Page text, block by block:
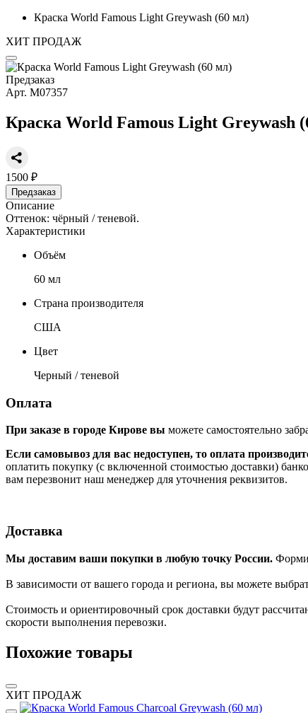
Краска World Famous Light Greywash (60 мл)
ХИТ ПРОДАЖ
Предзаказ
Арт. М07357
Краска World Famous Light Greywash
1500 ₽
Предзаказ
Описание
Оттенок: чёрный / теневой.
Характеристики
Объём
60 мл
Страна производителя
США
Цвет
Черный / теневой
Оплата
При заказе в городе Кирове вы можете самостоятельно
Если самовывоз для вас недоступен, то оплата
оплатить покупку (с включенной стоимостью доставки)
вам перезвонит наш менеджер для уточнения реквизитов.
Доставка
Мы доставим ваши покупки в любую точку России.
В зависимости от вашего города и региона, вы можете
Стоимость и ориентировочный срок доставки будут
скорости выполнения перевозки.
Похожие товары
ХИТ ПРОДАЖ